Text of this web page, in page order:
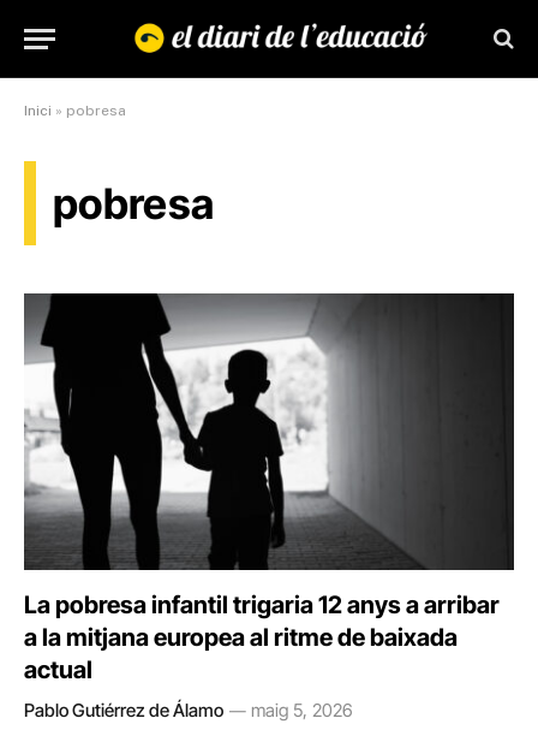
Inici » pobresa
pobresa
La pobresa infantil trigaria 12 anys a arribar
a la mitjana europea al ritme de baixada
actual
Pablo Gutiérrez de Álamo maig 5, 2026